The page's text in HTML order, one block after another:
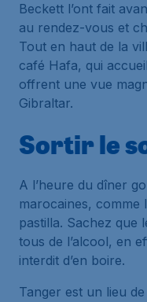
Beckett l’ont fait
au rendez-vous et
Tout en haut de la
café Hafa, qui
offrent une vue
Gibraltar.
Sortir le
A l’heure du dîner
marocaines, comme
pastilla. Sachez que
tous de l’alcool, en
interdit d’en boire.
Tanger est un lieu